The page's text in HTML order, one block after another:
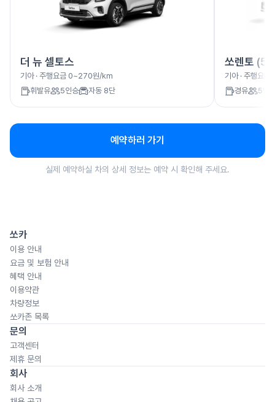
더 뉴 셀토스
기아· 주행요금 0~270원/km
휘발유
5인승 자동 8단
쏘렌토 (5
기아· 주행요금
경유
5
예약하러 가기
실제 예약하실 차의 상세 정보는 예약 시 확인해 주세요.
쏘카
이용 안내
요금 및 보험 안내
혜택 안내
이용약관
차량정보
쏘카존 목록
문의
고객센터
제휴 문의
회사
회사 소개